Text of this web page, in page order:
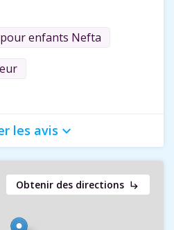
pour enfants Nefta
les avis keyboard_arrow_down
Obtenir des directions subdirectory_arrow_right